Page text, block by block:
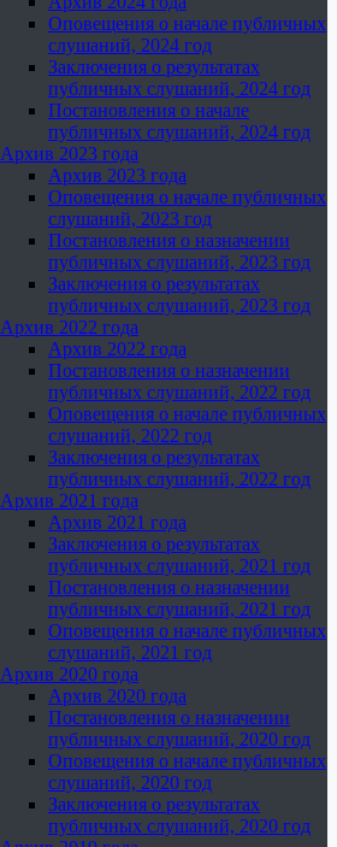
Оповещения о начале публичных
слушаний, 2024 год
Заключения о результатах
публичных слушаний, 2024 год
Постановления о начале
публичных слушаний, 2024 год
Архив 2023 года
Архив 2023 года
Оповещения о начале публичных
слушаний, 2023 год
Постановления о назначении
публичных слушаний, 2023 год
Заключения о результатах
публичных слушаний, 2023 год
Архив 2022 года
Архив 2022 года
Постановления о назначении
публичных слушаний, 2022 год
Оповещения о начале публичных
слушаний, 2022 год
Заключения о результатах
публичных слушаний, 2022 год
Архив 2021 года
Архив 2021 года
Заключения о результатах
публичных слушаний, 2021 год
Постановления о назначении
публичных слушаний, 2021 год
Оповещения о начале публичных
слушаний, 2021 год
Архив 2020 года
Архив 2020 года
Постановления о назначении
публичных слушаний, 2020 год
Оповещения о начале публичных
слушаний, 2020 год
Заключения о результатах
публичных слушаний, 2020 год